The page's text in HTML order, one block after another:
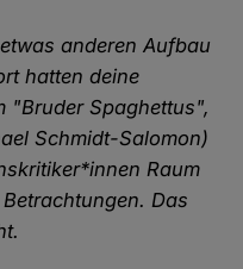
anderen Aufbau
hatten deine
"Bruder Spaghettus",
Schmidt-Salomon)
Raum
Das